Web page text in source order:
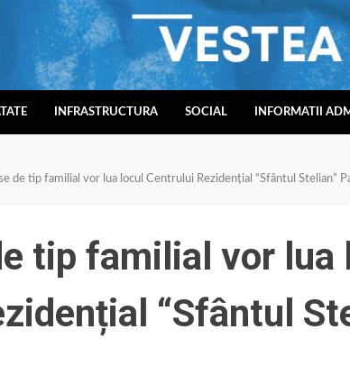
INFRASTRUCTURA SOCIAL INFORMATII
de tip familial vor lua locul Centrului Rezidențial “Sfântul Stelian”
tip familial vor lua
“Sfântul